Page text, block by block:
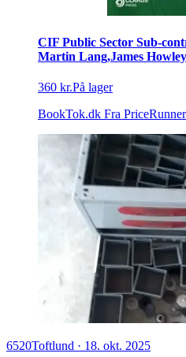
CIF Public Sector Sub-
Martin Lang,James Howley
360 kr.På lager
BookTok.dk Fra PriceRunner
6520Toftlund · 18. okt. 2025